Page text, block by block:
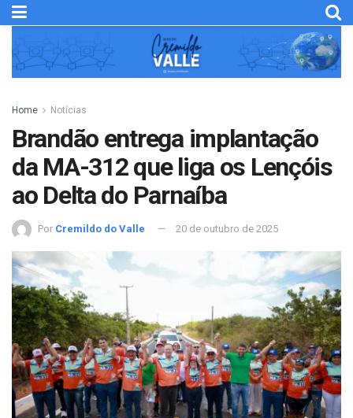
Home Notícias
Brandão entrega implantação
da MA-312 que liga os Lençóis
ao Delta do Parnaíba
Por Cremildo do Valle 20 de outubro de 2025